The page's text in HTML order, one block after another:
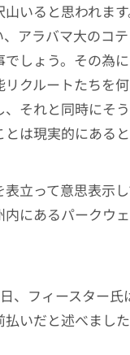
いると思われま
、アラバマ大のコ
でしょう。その為
クルートたちを
、それと同時にそ
は現実的にあると
表立って意思表示
内にあるパークウ
、フィースター
いだと述べました